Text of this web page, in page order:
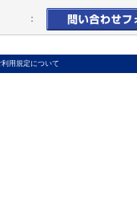
談 ：
用規定について